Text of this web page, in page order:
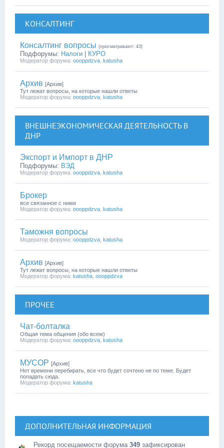
КОНСАЛТИНГ
Консалтинг вопросы (просматривают: 43)
Подфорумы: Налоги КУРО
Модератор форума: oooppdzva, katusha
Архив [Архив]
Тут лежат вопросы, на которые нашли ответы
Модератор форума: oooppdzva, katusha
ВНЕШНЕЭКОНОМИЧЕСКАЯ ДЕЯТЕЛЬНОСТЬ В
ДНР
Экспорт и Импорт в ДНР
Подфорумы: ВЭД
Модератор форума: oooppdzva, katusha
Брокер
все связанное с ними
Модератор форума: oooppdzva, katusha
Таможня вопросы
Модератор форума: oooppdzva, katusha
Архив [Архив]
Тут лежат вопросы, на которые нашли ответы
Модератор форума: katusha, oooppdzva
ПРОЧЕЕ
Чат-болталка
Общая тема общения (обо всем)
Модератор форума: oooppdzva, katusha
МУСОР [Архив]
Нет времени перебирать, все что будет сочтено не по теме. Будет
попадать сюда.
Модератор форума: katusha
ДОПОЛНИТЕЛЬНАЯ ИНФОРМАЦИЯ
Рекорд посещаемости форума 349 зафиксирован